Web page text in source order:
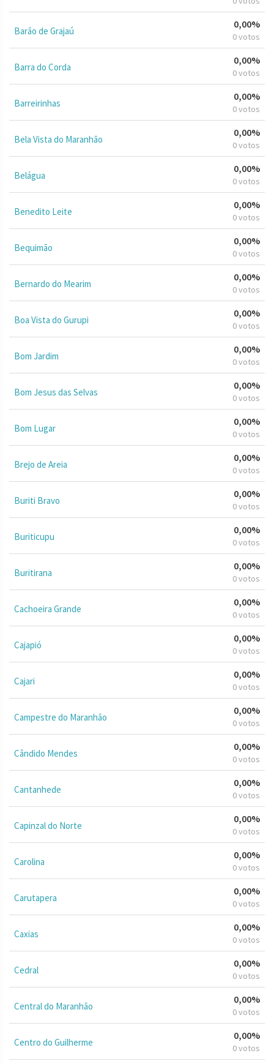
Barão de Grajaú
0,00%
0 votos
Barra do Corda
0,00%
0 votos
Barreirinhas
0,00%
0 votos
Bela Vista do Maranhão
0,00%
0 votos
Belágua
0,00%
0 votos
Benedito Leite
0,00%
0 votos
Bequimão
0,00%
0 votos
Bernardo do Mearim
0,00%
0 votos
Boa Vista do Gurupi
0,00%
0 votos
Bom Jardim
0,00%
0 votos
Bom Jesus das Selvas
0,00%
0 votos
Bom Lugar
0,00%
0 votos
Brejo de Areia
0,00%
0 votos
Buriti Bravo
0,00%
0 votos
Buriticupu
0,00%
0 votos
Buritirana
0,00%
0 votos
Cachoeira Grande
0,00%
0 votos
Cajapió
0,00%
0 votos
Cajari
0,00%
0 votos
Campestre do Maranhão
0,00%
0 votos
Cândido Mendes
0,00%
0 votos
Cantanhede
0,00%
0 votos
Capinzal do Norte
0,00%
0 votos
Carolina
0,00%
0 votos
Carutapera
0,00%
0 votos
Caxias
0,00%
0 votos
Cedral
0,00%
0 votos
Central do Maranhão
0,00%
0 votos
Centro do Guilherme
0,00%
0 votos